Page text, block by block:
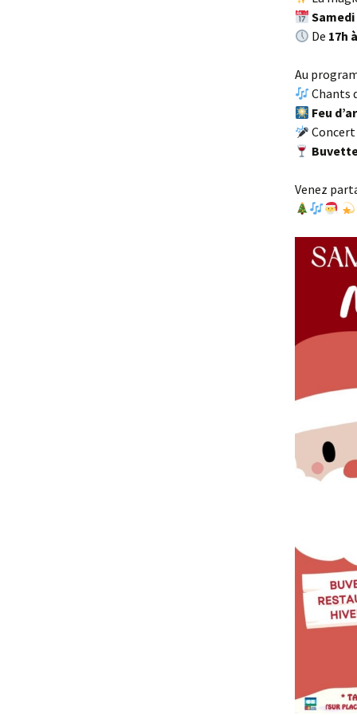
De 17h
Au
Chants
Feu
Concert
Venez